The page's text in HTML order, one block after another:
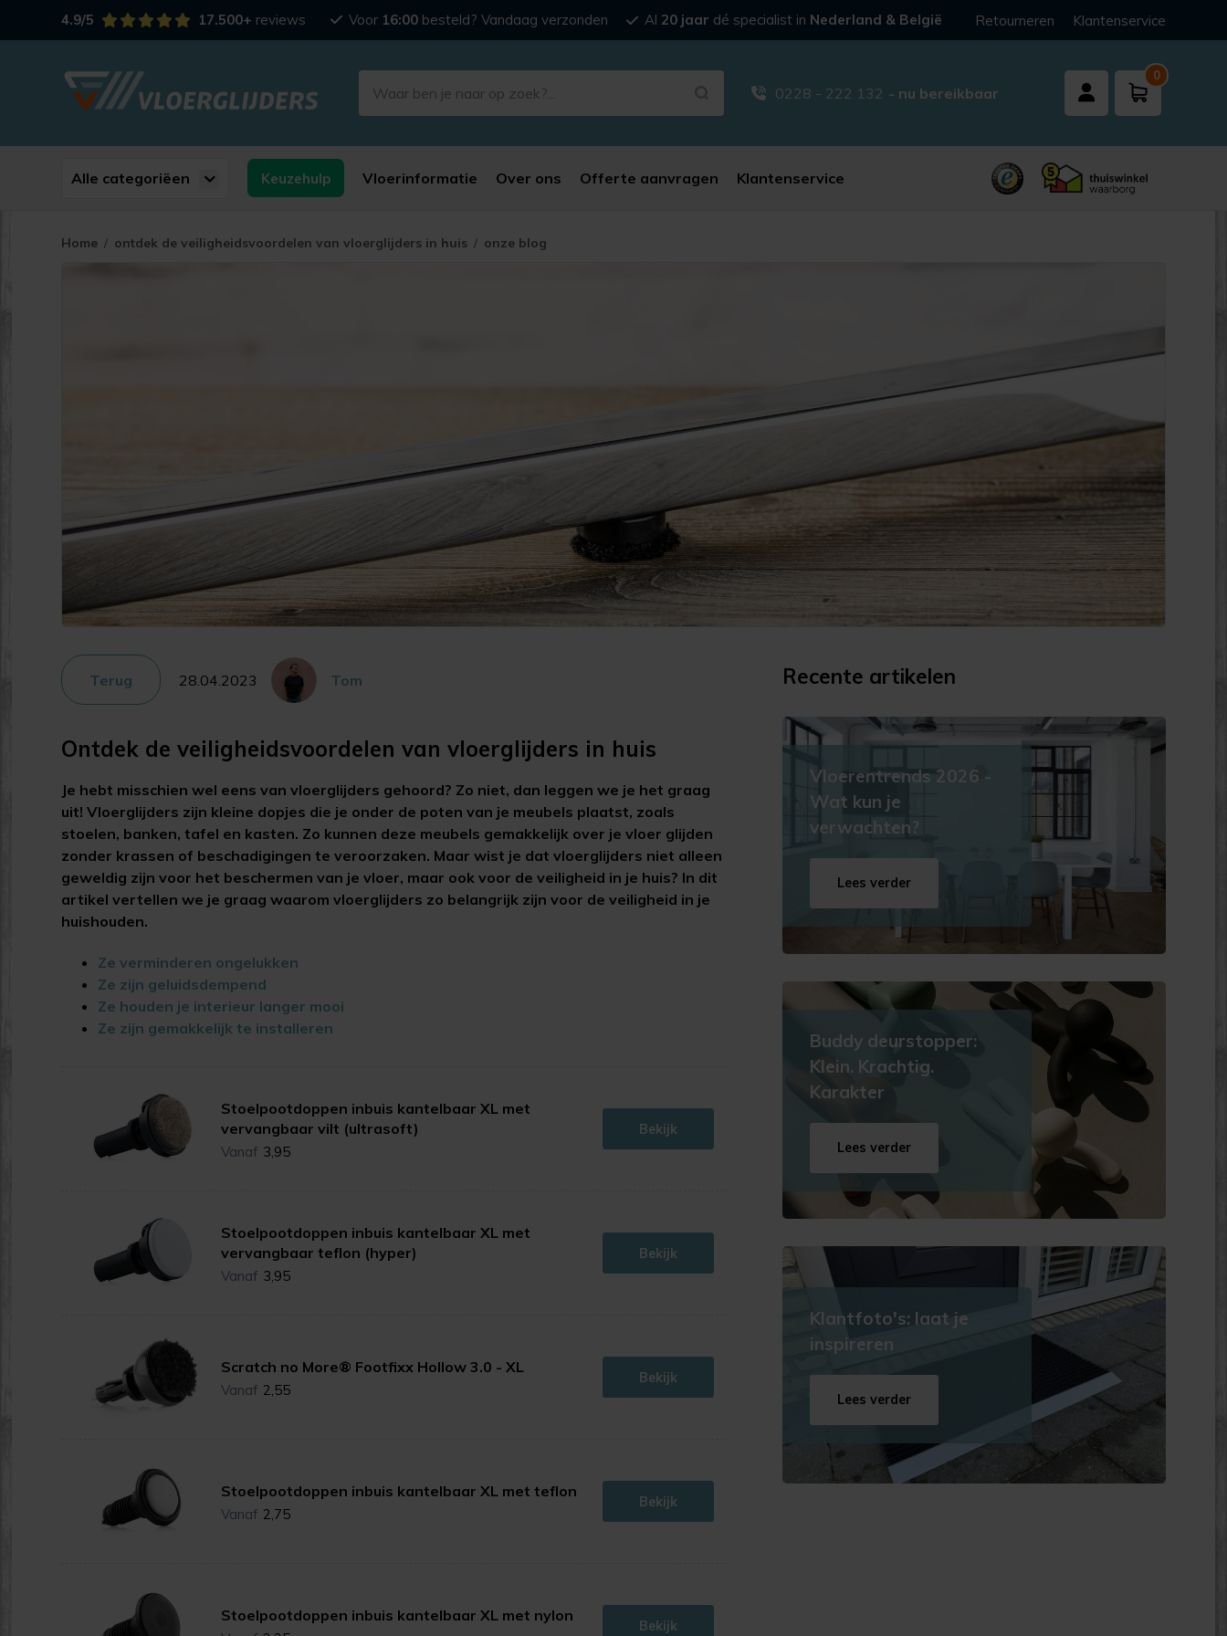
4.9/5 17.500+ reviews Voor 16:00besteld? Vandaag verzonden Al 20 jaar dé specialist in Nederland & België Retourneren Klantenservice
0228 - 222 132 - nu bereikbaar
0
Alle categoriëen Keuzehulp Vloerinformatie Over ons Offerte aanvragen Klantenservice
Home / ontdek de veiligheidsvoordelen van vloerglijders in huis / onze blog
Terug 28.04.2023 Tom
Ontdek de veiligheidsvoordelen van vloerglijders in huis
Je hebt misschien wel eens van vloerglijders gehoord? Zo niet, dan leggen we je het graag
uit! Vloerglijders zijn kleine dopjes die je onder de poten van je meubels plaatst, zoals
stoelen, banken, tafel en kasten. Zo kunnen deze meubels gemakkelijk over je vloer glijden
zonder krassen of beschadigingen te veroorzaken. Maar wist je dat vloerglijders niet alleen
geweldig zijn voor het beschermen van je vloer, maar ook voor de veiligheid in je huis? In dit
artikel vertellen we je graag waarom vloerglijders zo belangrijk zijn voor de veiligheid in je
huishouden.
Ze verminderen ongelukken
Ze zijn geluidsdempend
Ze houden je interieur langer mooi
Ze zijn gemakkelijk te installeren
Stoelpootdoppen inbuis kantelbaar XL met
vervangbaar vilt (ultrasoft)
Vanaf 3,95
Bekijk
Stoelpootdoppen inbuis kantelbaar XL met
vervangbaar teflon (hyper)
Vanaf 3,95
Bekijk
Scratch no More® Footfixx Hollow 3.0 - XL
Vanaf 2,55
Bekijk
Stoelpootdoppen inbuis kantelbaar XL met teflon
Vanaf 2,75
Bekijk
Stoelpootdoppen inbuis kantelbaar XL met nylon
Bekijk
Recente artikelen
Vloerentrends 2026 -
Wat kun je
verwachten?
Lees verder
Buddy deurstopper:
Klein. Krachtig.
Karakter
Lees verder
Klantfoto's: laat je
inspireren
Lees verder